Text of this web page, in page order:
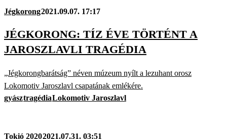
Jégkorong2021.09.07. 17:17
JÉGKORONG: TÍZ ÉVE TÖRTÉNT A
JAROSZLAVLI TRAGÉDIA
„Jégkorongbarátság” néven múzeum nyílt a lezuhant orosz
Lokomotiv Jaroszlavl csapatának emlékére.
gyásztragédiaLokomotiv Jaroszlavl
Tokió 20202021.07.31. 03:51